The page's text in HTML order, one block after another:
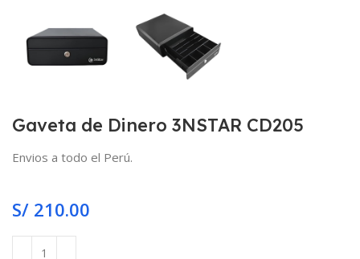
Gaveta de Dinero 3NSTAR CD205
Envios a todo el Perú.
S/ 210.00